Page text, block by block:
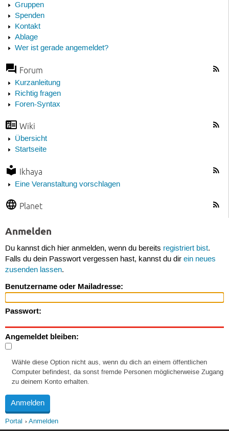
Gruppen
Spenden
Kontakt
Ablage
Wer ist gerade angemeldet?
Forum
Kurzanleitung
Richtig fragen
Foren-Syntax
Wiki
Übersicht
Startseite
Ikhaya
Eine Veranstaltung vorschlagen
Planet
Anmelden
Du kannst dich hier anmelden, wenn du bereits registriert bist.
Falls du dein Passwort vergessen hast, kannst du dir ein neues
zusenden lassen.
Benutzername oder Mailadresse:
Passwort:
Angemeldet bleiben:
Wähle diese Option nicht aus, wenn du dich an einem öffentlichen
Computer befindest, da sonst fremde Personen möglicherweise Zugang
zu deinem Konto erhalten.
Portal Anmelden